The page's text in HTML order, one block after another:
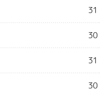
31
30
31
30